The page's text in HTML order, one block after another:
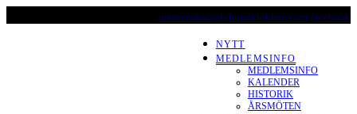
to
ostsvenska@alghundklubben.com facebook
NYTT
MEDLEMSINFO
MEDLEMSINFO
KALENDER
HISTORIK
ÅRSMÖTEN